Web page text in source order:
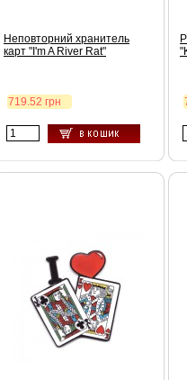
Неповторний хранитель
карт "I'm A River Rat"
719.52 грн